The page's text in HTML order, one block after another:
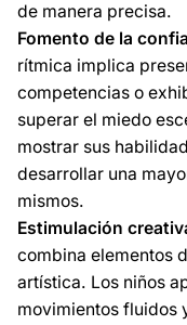
de manera precisa.
Fomento de la
rítmica implica
competencias o
superar el miedo
mostrar sus
desarrollar una
mismos.
Estimulación
combina elementos
artística. Los niños
movimientos fluidos